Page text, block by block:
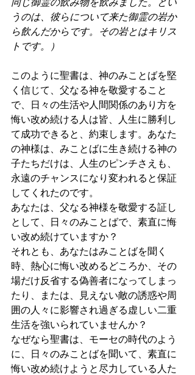
うのは、彼らについて来た御霊の岩か
ら飲んだからです。その岩とはキリス
トです。）
このように聖書は、神のみことばを堅
く信じて、父なる神を敬愛すること
で、日々の生活や人間関係のあり方を
悔い改め続ける人は皆、人生に勝利し
て成功できると、約束します。あなた
の神様は、みことばに生き続ける神の
子たちだけは、人生のピンチさえも、
永遠のチャンスになり変われると保証
してくれたのです。
あなたは、父なる神様を敬愛する証し
として、日々のみことばで、素直に悔
い改め続けていますか？
それとも、あなたはみことばを聞く
時、熱心に悔い改めるどころか、その
場だけ反省する偽善者になってしまっ
たり、または、見えない敵の誘惑や周
囲の人々に影響され過ぎる虚しい二重
生活を強いられていませんか？
なぜなら聖書は、モーセの時代のよう
に、日々のみことばを聞いて、素直に
悔い改め続けようと尽力している人た